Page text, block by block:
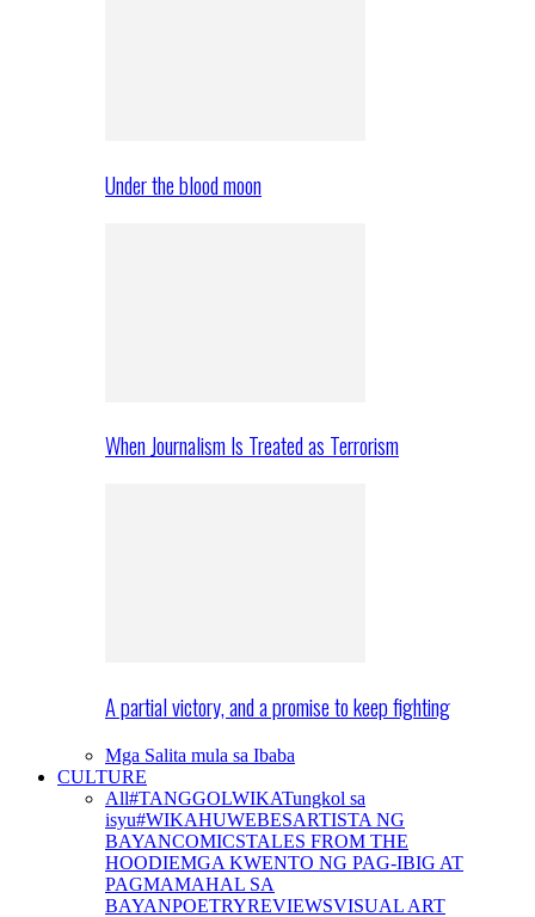
Under the blood moon
When Journalism Is Treated as Terrorism
A partial victory, and a promise to keep fighting
Mga Salita mula sa Ibaba
CULTURE
All#TANGGOLWIKATungkol sa
isyu#WIKAHUWEBESARTISTA NG
BAYANCOMICSTALES FROM THE
HOODIEMGA KWENTO NG PAG-IBIG AT
PAGMAMAHAL SA
BAYANPOETRYREVIEWSVISUAL ART